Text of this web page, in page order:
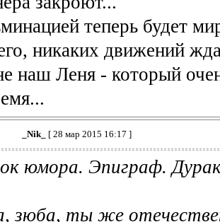
теперь будет
никаких движений
наш Леня - который
_Nik_ [ 28 мар 2015 16:17 ]
юмора. Эпиграф.
зюба, ты же